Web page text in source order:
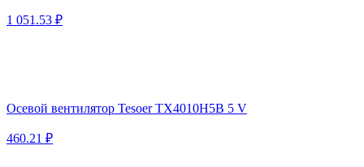
1 051.53 ₽
Осевой вентилятор Tesoer TX4010H5B 5 V
460.21 ₽